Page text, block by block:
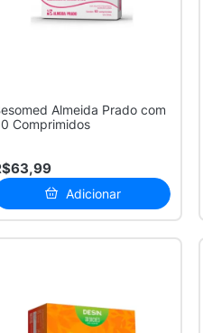
Almeida Prado com
Comprimidos
Adicionar